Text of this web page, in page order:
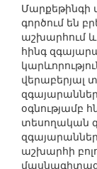
Մարքեթինգի
գործում են
աշխարհում
հինգ
վերաբերյալ
օգնությամբ
տեսողական
աշխարհի